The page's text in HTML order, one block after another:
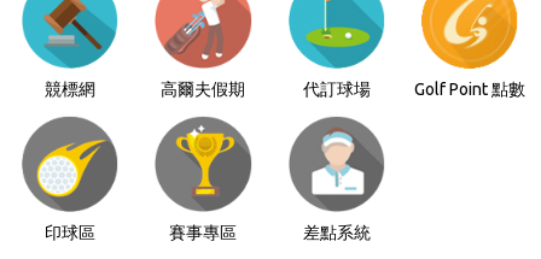
競標網 高爾夫假期 代訂球場 Golf Point 點數
印球區 賽事專區 差點系統